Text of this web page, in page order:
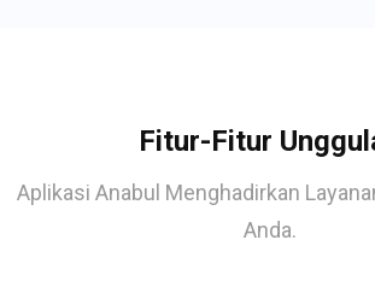
Fitur-Fitur
Aplikasi Anabul Menghadirkan
Anda.